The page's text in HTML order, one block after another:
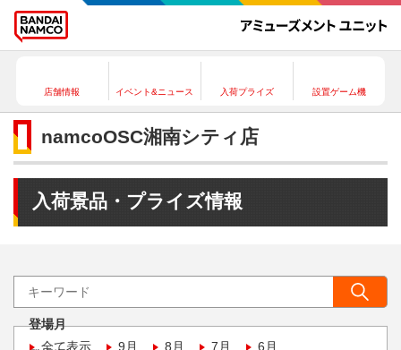
店舗情報 イベント&ニュース 入荷プライズ 設置ゲーム機
namcoOSC湘南シティ店
入荷景品・プライズ情報
登場月
全て表示
9月 8月 7月 6月